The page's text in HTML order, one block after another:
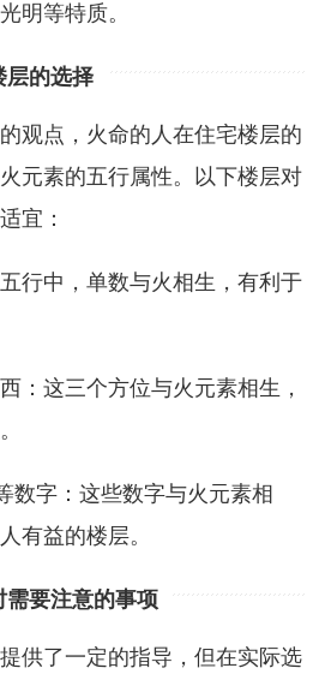
明等特质。
层的选择
观点，火命的人在住宅楼层的
元素的五行属性。以下楼层对
宜：
行中，单数与火相生，有利于
：这三个方位与火元素相生，
数字：这些数字与火元素相
有益的楼层。
要注意的事项
供了一定的指导，但在实际选